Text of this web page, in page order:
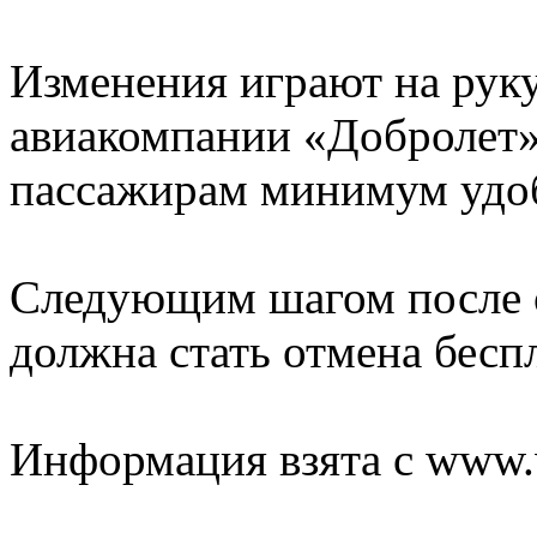
Изменения играют на
авиакомпании
пассажирам минимум
Следующим шагом после
должна стать отмена
Информация взята с